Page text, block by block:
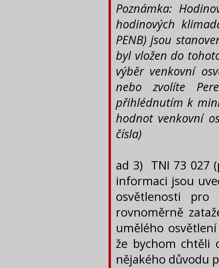
Poznámka:
hodinových
PENB) jsou
byl vložen do
výběr venkovní
nebo zvolíte
přihlédnutím k
hodnot venkovní
čísla)
ad 3) TNI 73 027
informaci jsou
osvětlenosti
rovnoměrně
umělého
že bychom chtěli
nějakého důvodu